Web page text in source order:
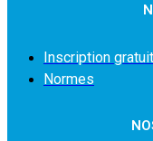
Inscription
Normes